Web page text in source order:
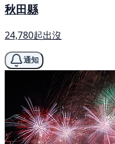
秋田縣
24,780起出沒
通知